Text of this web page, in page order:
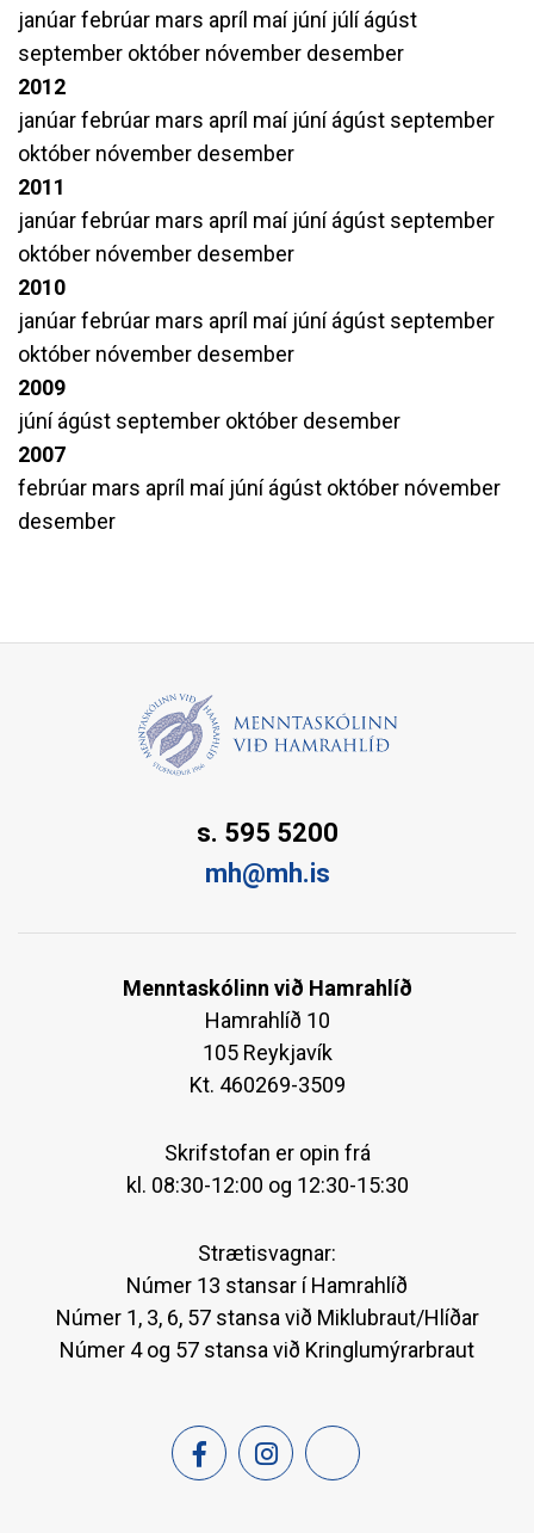
janúarfebrúar mars apríl maí júní júlíágúst
september október nóvember desember
2012
janúarfebrúar mars apríl maí júníágúst september
október nóvember desember
2011
janúarfebrúar mars apríl maí júníágúst september
október nóvember desember
2010
janúarfebrúar mars apríl maí júníágúst september
október nóvember desember
2009
júníágúst september október desember
2007
febrúar mars apríl maí júníágúst október nóvember
desember
s. 595 5200
mh@mh.is
Menntaskólinn við Hamrahlíð
Hamrahlíð 10
105 Reykjavík
Kt. 460269-3509
Skrifstofan er opin frá
kl. 08:30-12:00 og 12:30-15:30
Strætisvagnar:
Númer 13 stansar í Hamrahlíð
Númer 1, 3, 6, 57 stansa við Miklubraut/Hlíðar
Númer 4 og 57 stansa við Kringlumýrarbraut